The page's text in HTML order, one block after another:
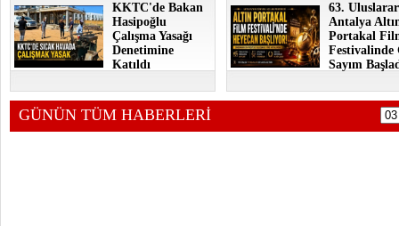
KKTC'de Bakan
Hasipoğlu
Çalışma Yasağı
Denetimine
Katıldı
63.
Antalya
Portakal
Festivalinde
Sayım
GÜNÜN TÜM HABERLERİ